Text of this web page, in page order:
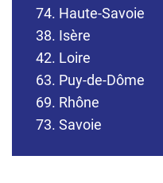
74. Haute-Savoie
38. Isère
42. Loire
63. Puy-de-Dôme
69. Rhône
73. Savoie